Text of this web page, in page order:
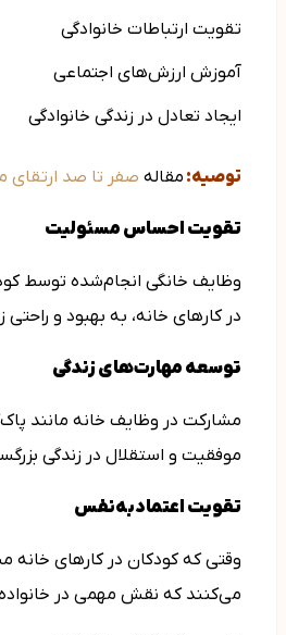
تقویت ارتباطات خانوادگی
آموزش ارز­ش­‌های اجتماعی
ایجاد تعادل در زندگی خانوادگی
توصیه: مقاله صفر تا صد ارتقای
تقویت احساس مسئولیت
وظایف خانگی انجام‌شده توسط
در کارهای خانه، به بهبود و
توسعه مهارت‌های زندگی
مشارکت در وظایف خانه مانند
موفقیت و استقلال در زندگی
تقویت اعتمادبه‌نفس
وقتی که کودکان در کارهای
می‌کنند که نقش مهمی در